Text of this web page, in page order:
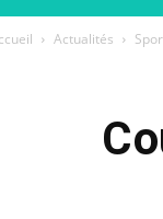
Actualités